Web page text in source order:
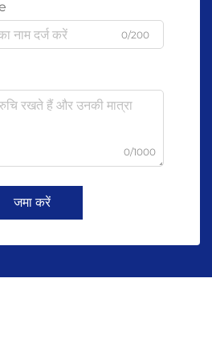
0/200
0/1000
जमा करें